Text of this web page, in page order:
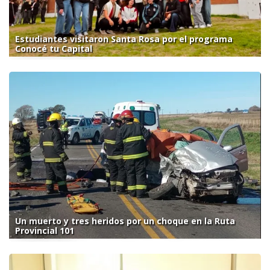
Estudiantes visitaron Santa Rosa por el programa
Conocé tu Capital
Un muerto y tres heridos por un choque en la Ruta
Provincial 101